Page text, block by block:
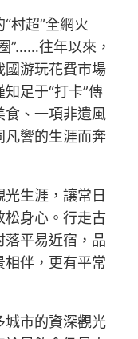
村超”全網火
”……往年以來，
國游玩花費市場
足于“打卡”傳
食、一項非遺風
凡響的生涯而奔
生涯，讓常日
松身心。行走古
落平易近宿，品
相伴，更有平常
城市的資深觀光